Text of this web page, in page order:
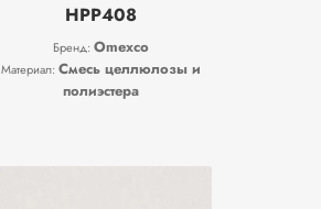
HPP408
Бренд: Omexco
Материал: Смесь целлюлозы и
полиэстера